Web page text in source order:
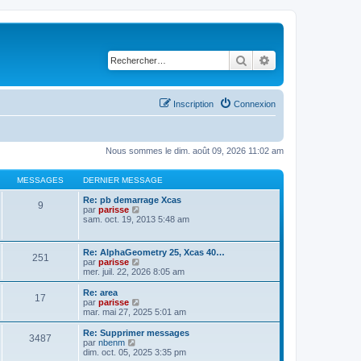
Rechercher
Connexion
Inscription
Nous sommes le dim. août 09, 2026 11:02 am
MESSAGES DERNIER MESSAGE
9
Re: pb demarrage Xcas
par parisse
o
l
t
e
r
d
e
r
i
sam. oct. 19, 2013 5:48 am
251
Re: AlphaGeometry 25, Xcas 40…
par parisse
o
n
l
r
l
e
mer. juil. 22, 2026 8:05 am
17
Re: area
par parisse
o
n
s
l
mar. mai 27, 2025 5:01 am
3487
Re: Supprimer messages
par nbenm
o
dim. oct. 05, 2025 3:35 pm